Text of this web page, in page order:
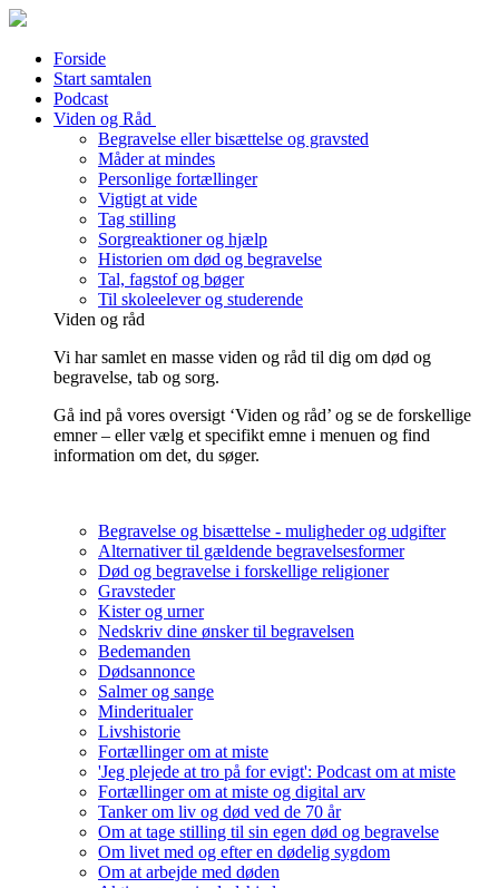
Forside
Start samtalen
Podcast
Viden og Råd
Begravelse eller bisættelse og gravsted
Måder at mindes
Personlige fortællinger
Vigtigt at vide
Tag stilling
Sorgreaktioner og hjælp
Historien om død og begravelse
Tal, fagstof og bøger
Til skoleelever og studerende
Viden og råd
Vi har samlet en masse viden og råd til dig om død og
begravelse, tab og sorg.
Gå ind på vores oversigt ‘Viden og råd’ og se de forskellige
emner – eller vælg et specifikt emne i menuen og find
information om det, du søger.
Begravelse og bisættelse - muligheder og udgifter
Alternativer til gældende begravelsesformer
Død og begravelse i forskellige religioner
Gravsteder
Kister og urner
Nedskriv dine ønsker til begravelsen
Bedemanden
Dødsannonce
Salmer og sange
Minderitualer
Livshistorie
Fortællinger om at miste
'Jeg plejede at tro på for evigt': Podcast om at miste
Fortællinger om at miste og digital arv
Tanker om liv og død ved de 70 år
Om at tage stilling til sin egen død og begravelse
Om livet med og efter en dødelig sygdom
Om at arbejde med døden